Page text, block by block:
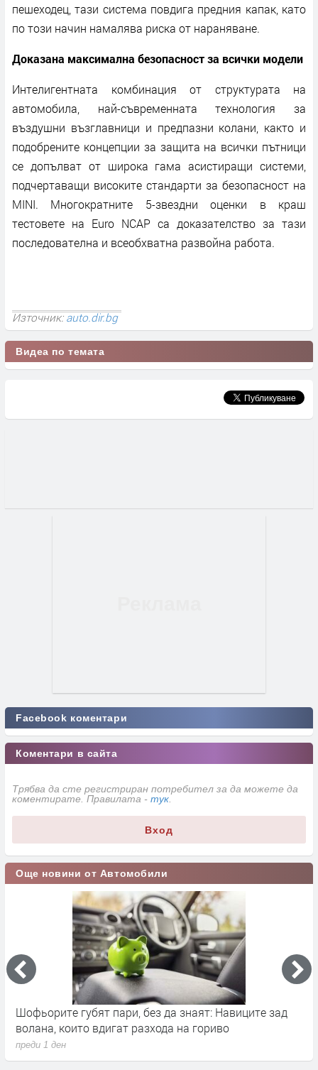
пешеходец, тази система повдига предния капак, като
по този начин намалява риска от нараняване.
Доказана максимална безопасност за всички модели
Интелигентната комбинация от структурата на
автомобила, най-съвременната технология за
въздушни възглавници и предпазни колани, както и
подобрените концепции за защита на всички пътници
се допълват от широка гама асистиращи системи,
подчертаващи високите стандарти за безопасност на
MINI. Многократните 5-звездни оценки в краш
тестовете на Euro NCAP са доказателство за тази
последователна и всеобхватна развойна работа.
Източник:auto.dir.bg
Видеа по темата
Facebook коментари
Коментари в сайта
Трябва да сте регистриран потребител за да можете да
коментирате. Правилата - тук
Вход
Още новини от Автомобили
BMW ще залее пазара с нови автомобили до края на
2027 г.
преди 3 дни